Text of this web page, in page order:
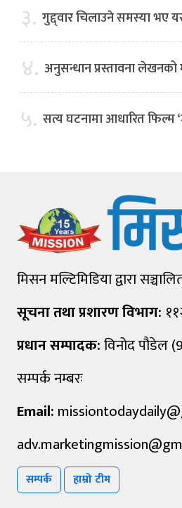
३. गुद्द्वार चिलाउने समस्या भए
४. अनुसन्धान प्रस्तावना लेखनको
५. सत्य घटनामा आधारित फिल्म
मिसन मल्टिमिडिया द्वारा
सूचना तथा प्रशारण विभाग:
प्रधान सम्पादक:विनोद पौडेल
सम्पर्क नम्बरः
Email:
सम्पर्क हाम्रो टीम